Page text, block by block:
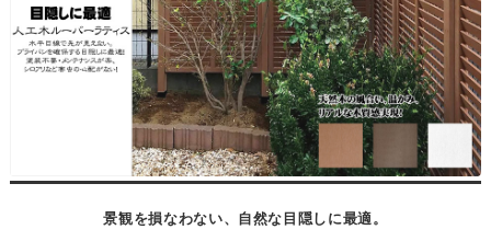
景観を損なわない、自然な目隠しに最適。